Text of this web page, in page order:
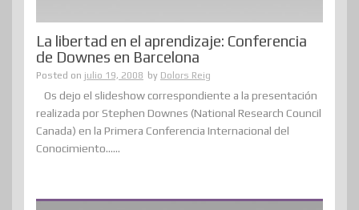
La libertad en el aprendizaje: Conferencia
de Downes en Barcelona
Posted on julio 19, 2008 by Dolors Reig
Os dejo el slideshow correspondiente a la presentación
realizada por Stephen Downes (National Research Council
Canada) en la Primera Conferencia Internacional del
Conocimiento......